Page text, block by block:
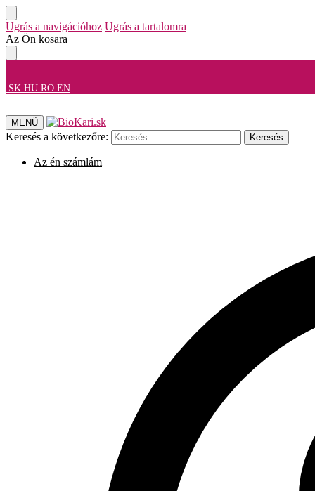
Ugrás a navigációhoz Ugrás a tartalomra
Az Ön kosara
SK HU RO EN
MENÜ
Keresés a következőre: Keresés
Az én számlám